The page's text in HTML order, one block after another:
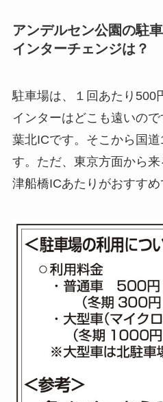
アンデルセン公園の駐
インターチェンジは？
駐車場は、１回あたり500
インターはどこも遠いの
葉北ICです。そこから国
す。ただ、東京方面から
津船橋ICあたりがおすすめ